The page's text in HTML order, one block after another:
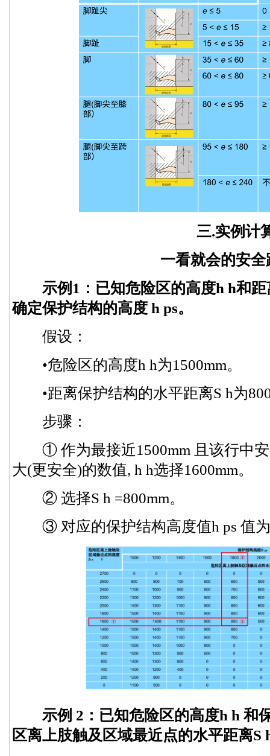
三.实例计
一看就会的安全
示例1：已知危险区的高度h h和
确定保护结构的高度 h ps。
假设：
•危险区的高度h h为1500mm。
•距离保护结构的水平距离S h为
步骤：
① 作为最接近1500mm 且该行中安
大(更安全)的数值, h h选择1600mm。
② 选择S h =800mm。
③ 对应的保护结构高度值h ps 值为
示例 2：已知危险区的高度h h 和
区离上肢触及区域最近点的水平距离S